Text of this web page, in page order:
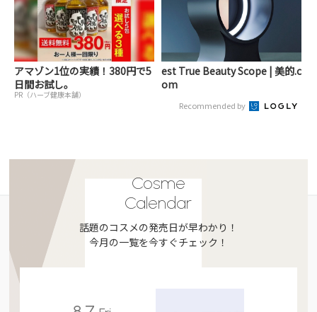
アマゾン1位の実績！380円で5
日間お試し。
PR（ハーブ健康本舗）
est True Beauty Scope | 美的.c
om
Recommended by
Cosme
Calendar
話題のコスメの発売日が早わかり！
今月の一覧を今すぐチェック！